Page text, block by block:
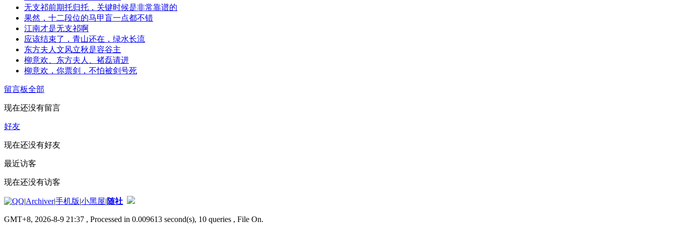
无支祁前期托归托，关键时候是非常靠谱的
果然，十二段位的马甲盲一点都不错
江南才是无支祁啊
应该结束了，青山还在，绿水长流
东方夫人文风立秋是容谷主
柳意欢、东方夫人、褚磊请进
柳意欢，你票剑，不怕被剑号死
留言板全部
现在还没有留言
好友
现在还没有好友
最近访客
现在还没有访客
|Archiver|手机版|小黑屋|随社
GMT+8, 2026-8-9 21:37 , Processed in 0.009613 second(s), 10 queries , File On.